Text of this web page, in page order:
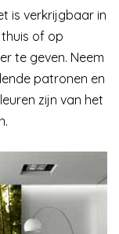
is verkrijgbaar in
of op
te geven. Neem
patronen en
zijn van het